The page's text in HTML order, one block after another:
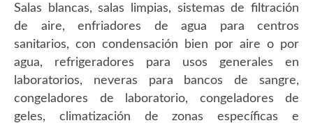
Salas blancas, salas limpias, sistemas de filtración
de aire, enfriadores de agua para centros
sanitarios, con condensación bien por aire o por
agua, refrigeradores para usos generales en
laboratorios, neveras para bancos de sangre,
congeladores de laboratorio, congeladores de
geles, climatización de zonas específicas e